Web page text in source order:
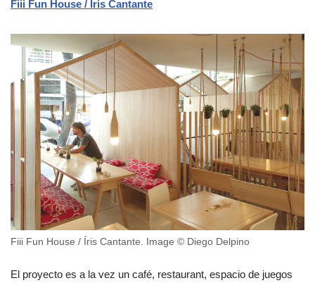
Fiii Fun House / Íris Cantante
Fiii Fun House / Íris Cantante. Image © Diego Delpino
El proyecto es a la vez un café, restaurant, espacio de juegos